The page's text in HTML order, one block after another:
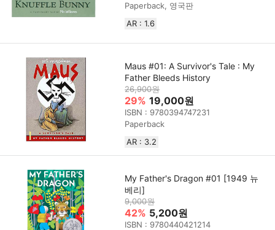
Paperback, 영국판
AR : 1.6
Maus #01: A Survivor's Tale : My
Father Bleeds History
26,900원
29% 19,000원
ISBN : 9780394747231
Paperback
AR : 3.2
My Father's Dragon #01 [1949 뉴
베리]
9,000원
42% 5,200원
ISBN : 9780440421214